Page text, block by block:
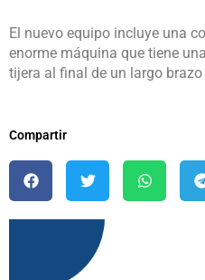
El nuevo equipo incluye una
enorme máquina que tiene
tijera al final de un largo
Compartir